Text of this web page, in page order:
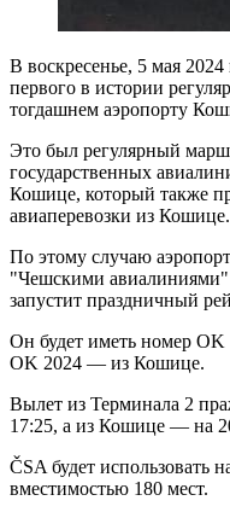
В воскресенье, 5 мая
первого в истории
тогдашнем аэропорту
Это был регулярный
государственных
Кошице, который также
авиаперевозки из Кошице.
По этому случаю
"Чешскими авиалиниями"
запустит праздничный
Он будет иметь номер
OK 2024 — из Кошице.
Вылет из Терминала 2
17:25, а из Кошице — на
ČSA будет использовать
вместимостью 180 мест.